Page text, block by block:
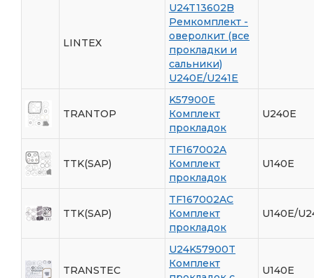
LINTEX
U24T13602B
Ремкомплект -
оверолкит (все
прокладки и
сальники)
U240E/U241E
TRANTOP
K57900E
Комплект
прокладок
U240E
TTK(SAP)
TF167002A
Комплект
прокладок
U140E
TTK(SAP)
TF167002AC
Комплект
прокладок
U140E/
TRANSTEC
U24K57900T
Комплект
U140E